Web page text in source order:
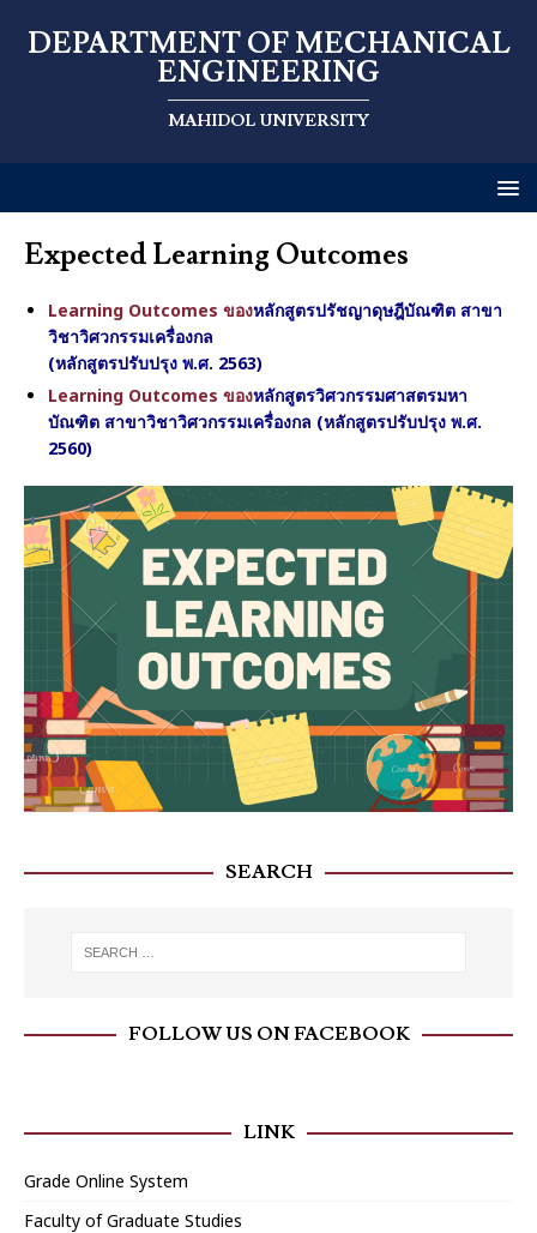
DEPARTMENT OF MECHANICAL
ENGINEERING
MAHIDOL UNIVERSITY
Expected Learning Outcomes
Learning Outcomes ของหลักสูตรปรัชญาดุษฎีบัณฑิต สาขา
วิชาวิศวกรรมเครื่องกล
(หลักสูตรปรับปรุง พ.ศ. 2563)
Learning Outcomes ของหลักสูตรวิศวกรรมศาสตรมหา
บัณฑิต สาขาวิชาวิศวกรรมเครื่องกล (หลักสูตรปรับปรุง พ.ศ.
2560)
SEARCH
FOLLOW US ON FACEBOOK
LINK
Grade Online System
Faculty of Graduate Studies